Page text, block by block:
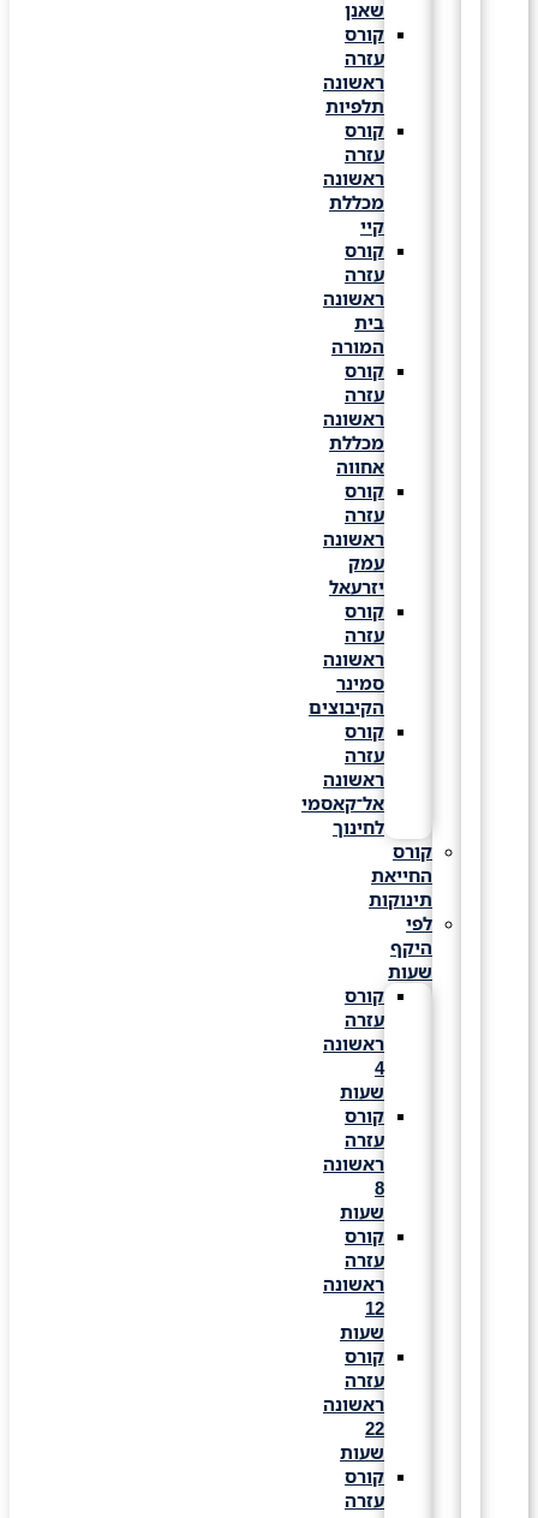
קורס
עזרה
ראשונה
תלפיות
קורס
עזרה
ראשונה
מכללת
קורס
עזרה
ראשונה
המורה
קורס
עזרה
ראשונה
מכללת
אחווה
קורס
עזרה
ראשונה
יזרעאל
קורס
עזרה
ראשונה
סמינר
הקיבוצים
קורס
עזרה
ראשונה
אל־קאסמי
לחינוך
קורס
החייאת
תינוקות
לפי
היקף
שעות
קורס
עזרה
ראשונה
שעות
קורס
עזרה
ראשונה
שעות
קורס
עזרה
ראשונה
שעות
קורס
עזרה
ראשונה
שעות
קורס
עזרה